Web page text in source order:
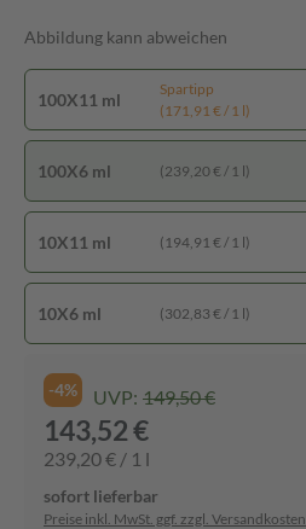
Abbildung kann abweichen
100X11 ml
Spartipp
(171,91 € / 1 l)
100X6 ml (239,20 € / 1 l)
10X11 ml (194,91 € / 1 l)
10X6 ml (302,83 € / 1 l)
-4% UVP: 149,50 €
143,52 €
239,20 € / 1 l
sofort lieferbar
Preise inkl. MwSt. ggf. zzgl. Versandkosten